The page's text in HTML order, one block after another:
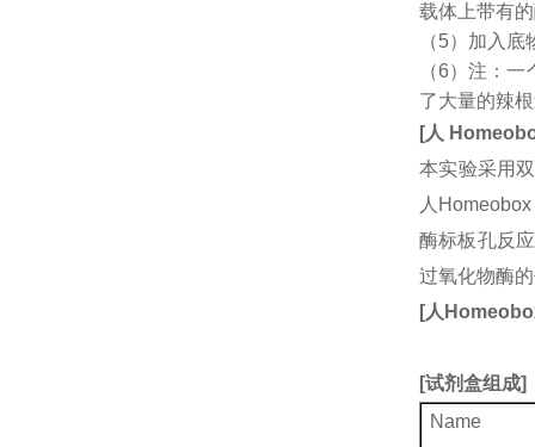
载体上带有
（5）加入
（6）注：
了大量的辣
[人
本实验采用
人
酶标板孔反
过氧化物酶
[人
[试剂盒组成]
Name